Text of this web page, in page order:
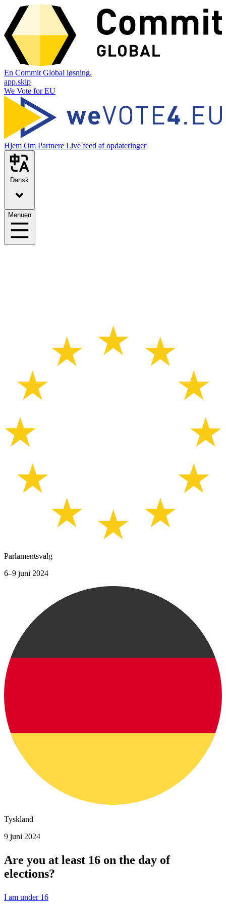
En Commit Global løsning.
app.skip
We Vote for EU
Hjem Om Partnere Live feed af opdateringer
Dansk
Menuen
Parlamentsvalg
6–9 juni 2024
Tyskland
9 juni 2024
Are you at least 16 on the day of
elections?
I am under 16